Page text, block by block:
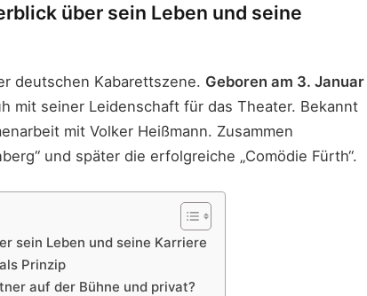
über sein Leben und seine
deutschen Kabarettszene. Geboren am 3. Januar
mit seiner Leidenschaft für das Theater. Bekannt
mit Volker Heißmann. Zusammen
und später die erfolgreiche „Comödie Fürth“.
sein Leben und seine Karriere
Prinzip
auf der Bühne und privat?